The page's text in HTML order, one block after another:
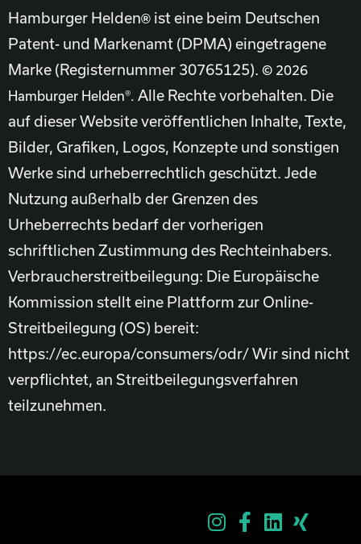
Hamburger Helden® ist eine beim Deutschen
Patent- und Markenamt (DPMA) eingetragene
Marke (Registernummer 30765125). © 2026
Hamburger Helden®. Alle Rechte vorbehalten. Die
auf dieser Website veröffentlichen Inhalte, Texte,
Bilder, Grafiken, Logos, Konzepte und sonstigen
Werke sind urheberrechtlich geschützt. Jede
Nutzung außerhalb der Grenzen des
Urheberrechts bedarf der vorherigen
schriftlichen Zustimmung des Rechteinhabers.
Verbraucherstreitbeilegung: Die Europäische
Kommission stellt eine Plattform zur Online-
Streitbeilegung (OS) bereit:
https://ec.europa/consumers/odr/ Wir sind nicht
verpflichtet, an Streitbeilegungsverfahren
teilzunehmen.